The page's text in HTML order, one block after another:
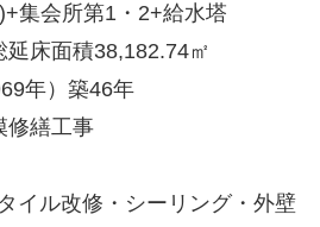
集会所第1・2+給水塔
床面積38,182.74㎡
年）築46年
修繕工事
イル改修・シーリング・外壁